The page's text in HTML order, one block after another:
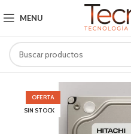
MENU
OFERTA
SIN STOCK